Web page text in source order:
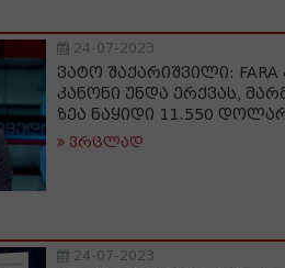
24-07-2023
ვატო შაქარიშვილი:
კანონი უნდა ერქვას,
ზეა ნაყიდი 11.550
ვრცლად
24-07-2023